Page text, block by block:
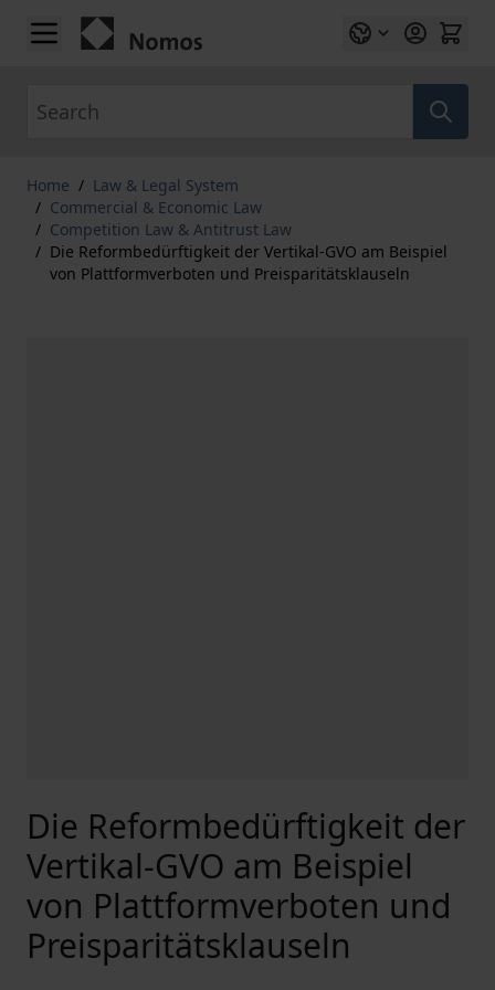
Skip to Content
Home / Law & Legal System
/ Commercial & Economic Law
/ Competition Law & Antitrust Law
/ Die Reformbedürftigkeit der Vertikal-GVO am Beispiel
von Plattformverboten und Preisparitätsklauseln
Die Reformbedürftigkeit der
Vertikal-GVO am Beispiel
von Plattformverboten und
Preisparitätsklauseln